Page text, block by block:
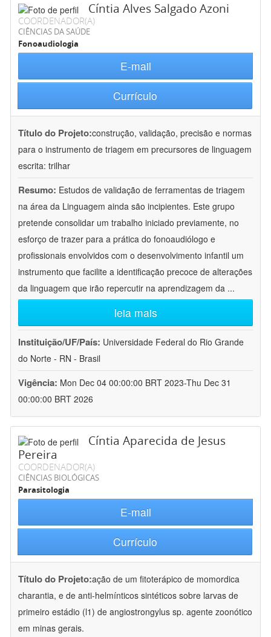
Cíntia Alves Salgado Azoni
COORDENADOR(A)
CIÊNCIAS DA SAÚDE
Fonoaudiologia
E-mail
Currículo
Título do Projeto:construção, validação, precisão e normas
para o instrumento de triagem em precursores de linguagem
escrita: trilhar
Resumo: Estudos de validação de ferramentas de triagem
na área da Linguagem ainda são incipientes. Este grupo
pretende consolidar um trabalho iniciado previamente, no
esforço de trazer para a prática do fonoaudiólogo e
profissionais envolvidos com o desenvolvimento infantil um
instrumento que facilite a identificação precoce de alterações
da linguagem que irão repercutir na aprendizagem da ...
leia mais
Instituição/UF/País: Universidade Federal do Rio Grande
do Norte - RN - Brasil
Vigência: Mon Dec 04 00:00:00 BRT 2023-Thu Dec 31
00:00:00 BRT 2026
Cíntia Aparecida de Jesus
Pereira
COORDENADOR(A)
CIÊNCIAS BIOLÓGICAS
Parasitologia
E-mail
Currículo
Título do Projeto:ação de um fitoterápico de momordica
charantia, e de anti-helmínticos sintéticos sobre larvas de
primeiro estádio (l1) de angiostrongylus sp. agente zoonótico
em minas gerais.